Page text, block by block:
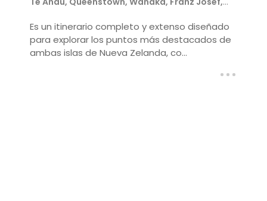
Es un itinerario completo y extenso diseñado
para explorar los puntos más destacados de
ambas islas de Nueva Zelanda, co...